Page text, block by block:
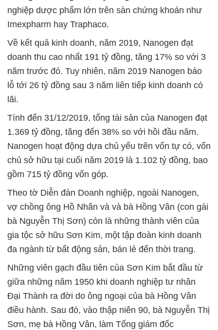
nghiệp dược phẩm lớn trên sàn chứng khoán như
Imexpharm hay Traphaco.
Về kết quả kinh doanh, năm 2019, Nanogen đạt
doanh thu cao nhất 191 tỷ đồng, tăng 17% so với 3
năm trước đó. Tuy nhiên, năm 2019 Nanogen báo
lỗ tới 26 tỷ đồng sau 3 năm liên tiếp kinh doanh có
lãi.
Tính đến 31/12/2019, tổng tài sản của Nanogen đạt
1.369 tỷ đồng, tăng đến 38% so với hồi đầu năm.
Nanogen hoạt động dựa chủ yếu trên vốn tự có, vốn
chủ sở hữu tại cuối năm 2019 là 1.102 tỷ đồng, bao
gồm 715 tỷ đồng vốn góp.
Theo tờ Diễn đàn Doanh nghiệp, ngoài Nanogen,
vợ chồng ông Hồ Nhân và và bà Hồng Vân (con gái
bà Nguyễn Thị Sơn) còn là những thành viên của
gia tộc sở hữu Sơn Kim, một tập đoàn kinh doanh
đa ngành từ bất động sản, bán lẻ đến thời trang.
Những viên gạch đầu tiên của Sơn Kim bắt đầu từ
giữa những năm 1950 khi doanh nghiệp tư nhân
Đại Thành ra đời do ông ngoại của bà Hồng Vân
điều hành. Sau đó, vào thập niên 90, bà Nguyễn Thị
Sơn, mẹ bà Hồng Vân, làm Tổng giám đốc